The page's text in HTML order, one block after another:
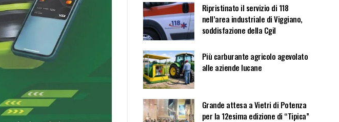
Ripristinato il servizio di 118
nell’area industriale di Viggiano,
soddisfazione della Cgil
Più carburante agricolo agevolato
alle aziende lucane
Grande attesa a Vietri di Potenza
per la 12esima edizione di “Tipica”